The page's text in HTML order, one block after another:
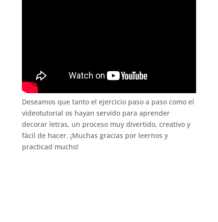
Deseamos que tanto el ejercicio paso a paso como el
videotutorial os hayan servido para aprender
decorar letras, un proceso muy divertido, creativo y
fácil de hacer. ¡Muchas gracias por leernos y
practicad mucho!